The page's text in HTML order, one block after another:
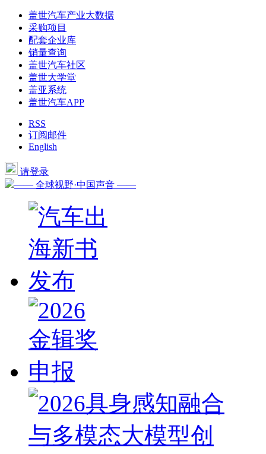
盖世汽车产业大数据
采购项目
配套企业库
销量查询
盖世汽车社区
盖世大学堂
盖亚系统
盖世汽车APP
RSS
订阅邮件
English
请登录
—— 全球视野·中国声音 ——